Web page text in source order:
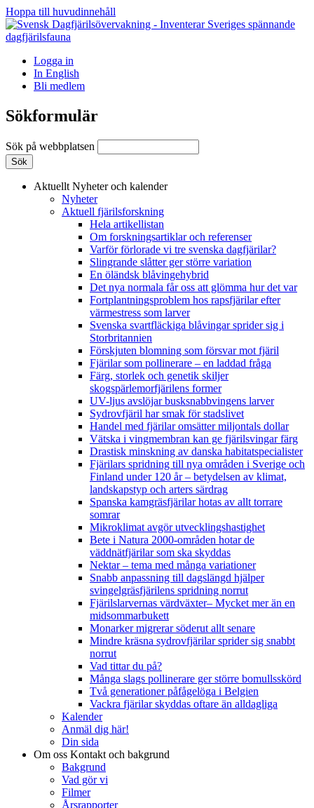
Hoppa till huvudinnehåll
Logga in
In English
Bli medlem
Sökformulär
Sök på webbplatsen
Aktuellt Nyheter och kalender
Nyheter
Aktuell fjärilsforskning
Hela artikellistan
Om forskningsartiklar och referenser
Varför förlorade vi tre svenska dagfjärilar?
Slingrande slåtter ger större variation
En öländsk blåvingehybrid
Det nya normala får oss att glömma hur det var
Fortplantningsproblem hos rapsfjärilar efter
värmestress som larver
Svenska svartfläckiga blåvingar sprider sig i
Storbritannien
Förskjuten blomning som försvar mot fjäril
Fjärilar som pollinerare – en laddad fråga
Färg, storlek och genetik skiljer
skogspärlemorfjärilens former
UV-ljus avslöjar busksnabbvingens larver
Sydrovfjäril har smak för stadslivet
Handel med fjärilar omsätter miljontals dollar
Vätska i vingmembran kan ge fjärilsvingar färg
Drastisk minskning av danska habitatspecialister
Fjärilars spridning till nya områden i Sverige och
Finland under 120 år– betydelsen av klimat,
landskapstyp och arters särdrag
Spanska kamgräsfjärilar hotas av allt torrare
somrar
Mikroklimat avgör utvecklingshastighet
Bete i Natura 2000-områden hotar de
väddnätfjärilar som ska skyddas
Nektar – tema med många variationer
Snabb anpassning till dagslängd hjälper
svingelgräsfjärilens spridning norrut
Fjärilslarvernas värdväxter– Mycket mer än en
midsommarbukett
Monarker migrerar söderut allt senare
Mindre kräsna sydrovfjärilar sprider sig snabbt
norrut
Vad tittar du på?
Många slags pollinerare ger större bomullsskörd
Två generationer påfågelöga i Belgien
Vackra fjärilar skyddas oftare än alldagliga
Kalender
Anmäl dig här!
Din sida
Om oss Kontakt och bakgrund
Bakgrund
Vad gör vi
Filmer
Årsrapporter